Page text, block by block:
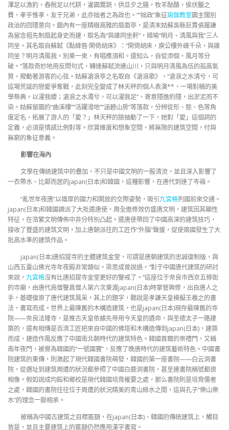
澤足以漁釣，舂稅足以代耕，灌園鬻蔬，供旦夕之膳，牧羊酤酪，俟伏臘之
費，孝乎惟孝，友于兄弟，此亦拙者之為政也。”“拙政”象征瑜伽教室園主闊別
政治的回隱意向。園內有一座精緻高雅的扇面亭，是清末姑蘇吳縣巨賈張履謙
為留念祖先制扇起身史而建，取名為“與誰同坐軒”，暗喻“明月、清風與我”三人
同坐。其名取自蘇軾《點絳唇·閑倚胡床》：“閑倚胡床，庾公樓外峰千朵，與誰
同坐？明月清風我。別乘一來，有唱應須和。還知么，自從添個，風月等分
破。”落款奇妙地用反問句式，轉達蘇軾流連山川，只與明月清風為伍的孤高氣
質，撥動著游客的心弦。姑蘇滄浪亭之名取自《滄浪歌》，“滄浪之水清兮，可
這場荒誕的戀愛爭奪戰，此刻完全變成了林天秤的個人表演**，一場對稱的美
學祭典。以濯我纓；滄浪之水濁兮，可以濯我足”，寄意隱逸豹隱，出淤泥而不
染。姑蘇留園的“曲溪樓”“活躍潑地”“涵碧山房”等落款，分辨從形、態、色等角
度定名，拓展了游人的「愛？」林天秤的臉抽動了一下，她對「愛」這個詞的
定義，必須是情感比例對等。欣賞維度和想象空間，將無限的建筑空間，付與
無窮的象征意義。
影響在海內
文學在傳統建筑中的疊加，不只是中國文明的一股清流，並且深入影響了
一衣帶水、比鄰而居的japan(日本)和韓國，這種影響，在唐代到達了岑嶺。
“亂世年夜唐”以雄厚的國力和開放的交際姿勢，吸引九宮格列國前來交通。
japan(日本)和韓國調派了大批遣唐使，周全進修效仿盛唐文明，建筑因其顯性
特征，在浩繁文明傳佈中非分特別凸起。遣唐使帶回了中國高深的建筑技巧，
接收了豐盛的建筑文明，加上唐朝派往的工匠作“外腦”聲援，促使兩國發生了大
批高水準的建筑作品。
japan(日本)唐招提寺的主體建筑金堂，可謂是唐朝建筑的忠誠復制版，與
山西五臺山佛光寺年夜殿非常類似。梁思成曾說過，“對于中國唐代建筑的研討
來說， 九宮格沒有比唐招提寺金堂更好的鑒戒了。”這座位于奈良市西京五條街
的寺廟，由唐代高僧鑒真僧人第六次東渡japan(日本)時掌管興修，出自唐人之
手，基礎復原了唐代建筑風采，其上的題字，聽說是孝謙天皇模擬王羲之的書
法，書寫而成。世界上最陳舊的木構造建筑，也是japan(日本)現存最陳舊的寺
院——奈良法隆寺，是推古天皇依據先帝用今天皇的遺命，與圣德太子一路建
築的，還有相傳是百濟工匠把來自中國的佛塔和木構造傳到japan(日本)，建築
而成，建造作風反應了中國南北朝時代的建筑特色。韓國首爾的崇禮門，又稱
南年夜門，被譽為韓國的“一號國寶”，反應了晚唐時代的建筑藝術特色。中國書
院建筑的東傳，則激起了現代韓國書院萌發，韓國的第一座書院——白云洞書
院，從選址到建筑周遭的狀況都參照了中國白鹿洞書院，甚至連書院稱號都很
相像。假如說成均館和鄉校是現代韓國培育權要之處，那么書院則是培育儒者
之處，韓國的書院往往位于周遭的狀況精美的青山綠水之間，這與孔子“樂山樂
水”的理念一脈相承。
被稱為中國古建筑之目標匾額，在japan(日本)、韓國的傳統建筑上，觸目
皆是，並且主要建筑上的匾額仍然應用漢字書寫。